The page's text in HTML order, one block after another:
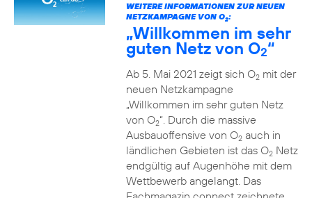
WEITERE INFORMATIONEN ZUR NEUEN
NETZKAMPAGNE VON O2:
„Willkommen im sehr
guten Netz von O2“
Ab 5. Mai 2021 zeigt sich O2mit der
neuen Netzkampagne
„Willkommen im sehr guten Netz
von O2“. Durch die massive
Ausbauoffensive von O2auch in
ländlichen Gebieten ist das O2Netz
endgültig auf Augenhöhe mit dem
Wettbewerb angelangt. Das